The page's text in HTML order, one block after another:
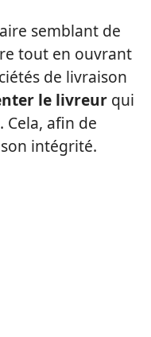
semblant de
tout en ouvrant
de livraison
le livreur qui
Cela, afin de
intégrité.